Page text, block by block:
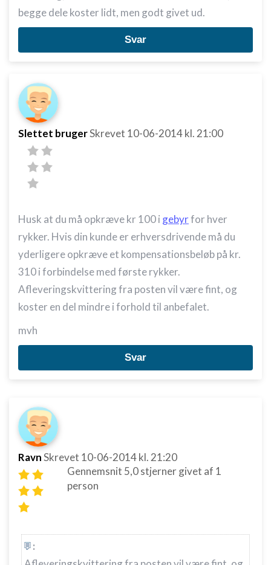
begge dele koster lidt, men godt givet ud.
Svar
Slettet brugerSkrevet 10-06-2014kl. 21:00
Husk at du må opkræve kr 100 i gebyrfor hver
rykker. Hvis din kunde er erhversdrivende må du
yderligere opkræve et kompensationsbeløb på kr.
310 i forbindelse med første rykker.
Afleveringskvittering fra posten vil være fint, og
koster en del mindre i forhold til anbefalet.
mvh
Svar
RavnSkrevet 10-06-2014kl. 21:20
Gennemsnit 5,0stjerner givet af 1
person
: